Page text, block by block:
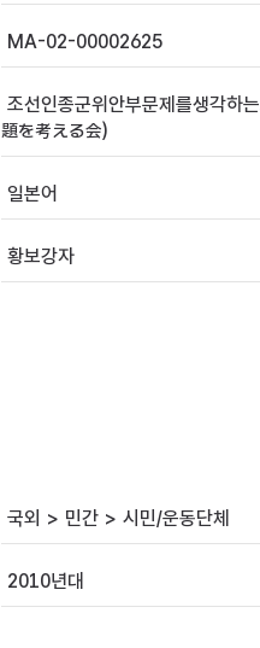
MA-02-00002625
조선인종군위안부문제를생각하
題を考える会)
일본어
황보강자
국외 > 민간 > 시민/운동단체
2010년대